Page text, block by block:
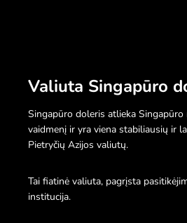
Valiuta Singapūro
Singapūro doleris atlieka
vaidmenį ir yra viena stabiliausių ir
Pietryčių Azijos valiutų.
Tai fiatinė valiuta, pagrįsta
institucija.